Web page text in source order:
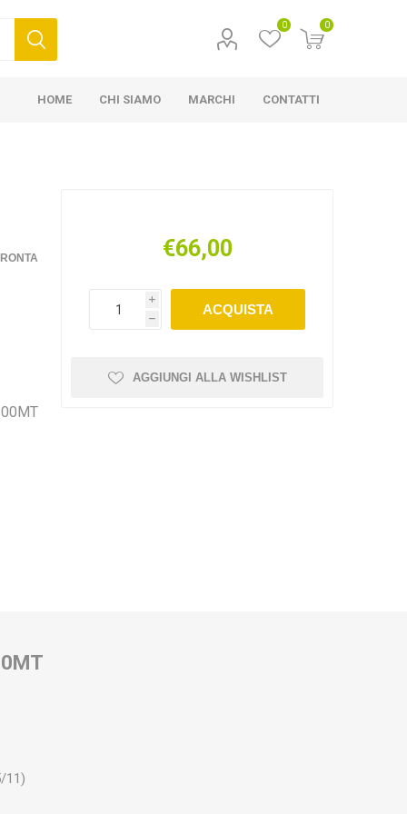
0 0
HOME CHI SIAMO MARCHI CONTATTI
€66,00
i
h
ACQUISTA
AGGIUNGI ALLA WISHLIST
11)